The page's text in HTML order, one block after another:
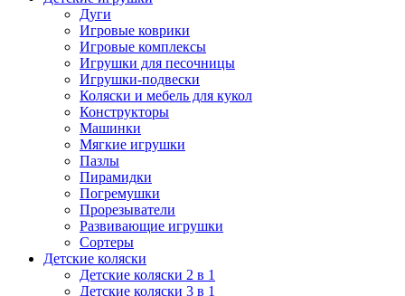
Дуги
Игровые коврики
Игровые комплексы
Игрушки для песочницы
Игрушки-подвески
Коляски и мебель для кукол
Конструкторы
Машинки
Мягкие игрушки
Пазлы
Пирамидки
Погремушки
Прорезыватели
Развивающие игрушки
Сортеры
Детские коляски
Детские коляски 2 в 1
Детские коляски 3 в 1